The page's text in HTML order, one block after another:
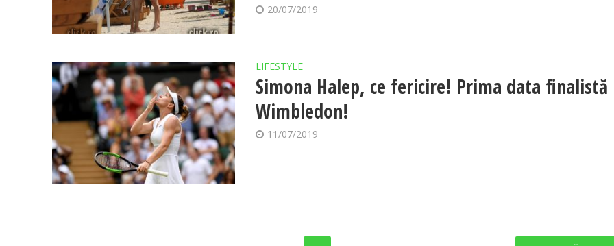
20/07/2019
LIFESTYLE
Simona Halep, ce fericire! Prima data finalistă
Wimbledon!
11/07/2019